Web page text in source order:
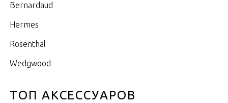
Bernardaud
Hermes
Rosenthal
Wedgwood
ТОП АКСЕССУАРОВ